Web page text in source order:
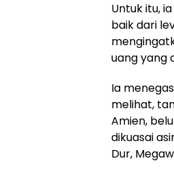
Untuk itu,
baik dari
uang yang
Ia
melihat,
Amien,
dikuasai
Dur,